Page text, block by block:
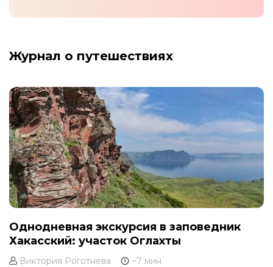
Журнал о путешествиях
Однодневная экскурсия в заповедник
Хакасский: участок Оглахты
Виктория Роготнева ~7 мин.